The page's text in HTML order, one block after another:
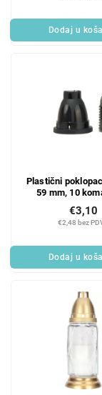
Dodaj u
Plastični
59 mm, 10
grobljansko
€2,48 bez
€3,10
Dodaj u